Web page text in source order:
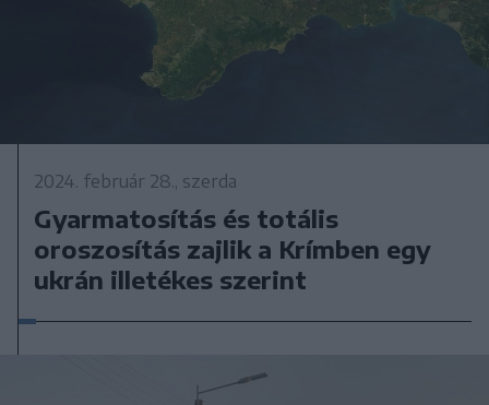
2024. február 28., szerda
Gyarmatosítás és totális
oroszosítás zajlik a Krímben egy
ukrán illetékes szerint